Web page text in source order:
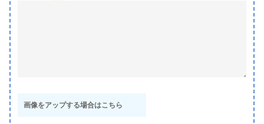
画像をアップする場合はこちら